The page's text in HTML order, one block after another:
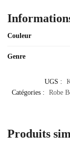
Couleur
Genre
UGS :
Catégories :
Robe
Produits